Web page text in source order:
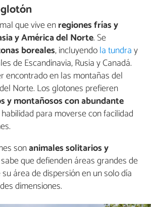
que vive enregiones frías y
y América del Norte. Se
boreales, incluyendola tundray
de Escandinavia, Rusia y Canadá.
encontrado en las montañas del
Norte. Los glotones prefieren
y montañosos con abundante
para moverse con facilidad
sonanimales solitarios y
que defienden áreas grandes de
área de dispersión en un solo día
dimensiones.